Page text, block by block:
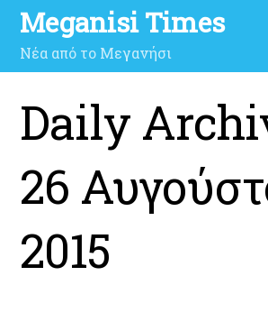
Meganisi Times
Νέα από το Μεγανήσι
Daily
26
2015